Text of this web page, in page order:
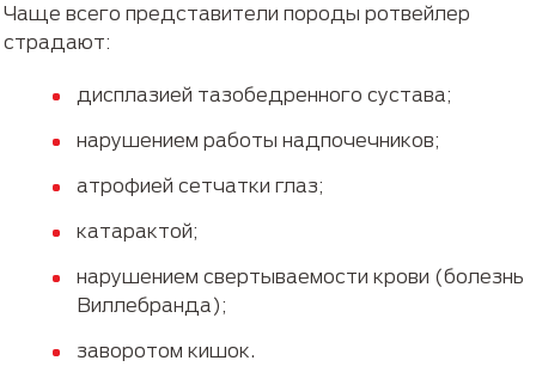
Чаще всего представители породы ротвейлер
страдают:
дисплазией тазобедренного сустава;
нарушением работы надпочечников;
атрофией сетчатки глаз;
катарактой;
нарушением свертываемости крови (болезнь
Виллебранда);
заворотом кишок.